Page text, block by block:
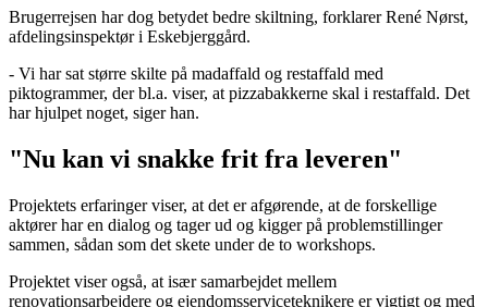
Brugerrejsen har dog betydet bedre skiltning, forklarer René Nørst,
afdelingsinspektør i Eskebjerggård.
- Vi har sat større skilte på madaffald og restaffald med
piktogrammer, der bl.a. viser, at pizzabakkerne skal i restaffald. Det
har hjulpet noget, siger han.
"Nu kan vi snakke frit fra leveren"
Projektets erfaringer viser, at det er afgørende, at de forskellige
aktører har en dialog og tager ud og kigger på problemstillinger
sammen, sådan som det skete under de to workshops.
Projektet viser også, at især samarbejdet mellem
renovationsarbejdere og ejendomsserviceteknikere er vigtigt og med